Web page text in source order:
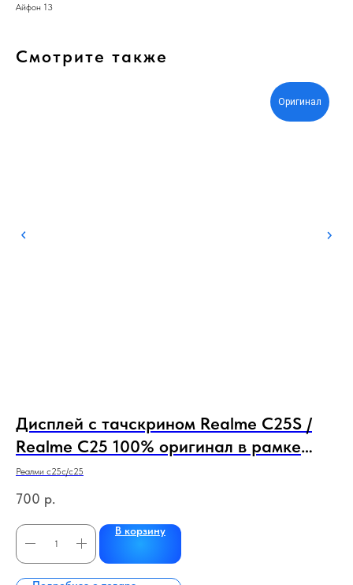
Айфон 13
Смотрите также
Оригинал
Дисплей с тачскрином Realme C25S /
Realme C25 100% оригинал в рамке
черный
Реалми с25с/с25
700 р.
В корзину